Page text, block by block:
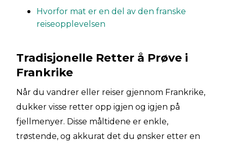
Hvorfor mat er en del av den franske
reiseopplevelsen
Tradisjonelle Retter å Prøve i
Frankrike
Når du vandrer eller reiser gjennom Frankrike,
dukker visse retter opp igjen og igjen på
fjellmenyer. Disse måltidene er enkle,
trøstende, og akkurat det du ønsker etter en